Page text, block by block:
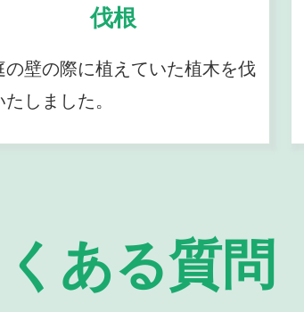
伐根
の壁の際に植えていた植木を伐
しました。
ある質問